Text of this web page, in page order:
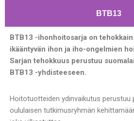
BTB13
BTB13 -ihonhoitosarja on
ikääntyvän ihon ja iho-ongelmien
Sarjan tehokkuus perustuu
BTB13 -yhdisteeseen.
Hoitotuotteiden ydinvaikutus perustuu
oululaisen tutkimusryhmän